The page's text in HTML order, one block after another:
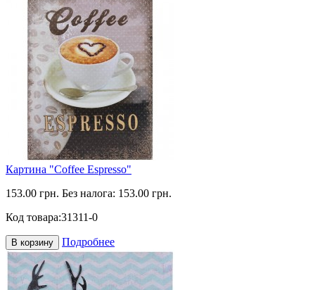
Картина "Coffee Espresso"
153.00 грн. Без налога: 153.00 грн.
Код товара:31311-0
В корзину Подробнее